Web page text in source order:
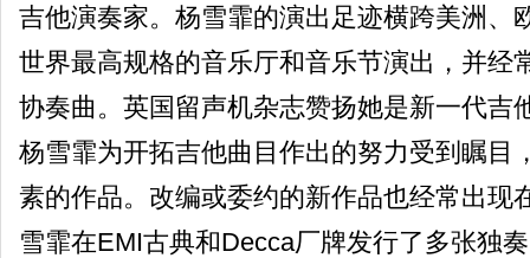
吉他演奏家。杨雪霏的演出足迹横跨美洲、
世界最高规格的音乐厅和音乐节演出，并经
协奏曲。英国留声机杂志赞扬她是新一代吉
杨雪霏为开拓吉他曲目作出的努力受到瞩目
素的作品。改编或委约的新作品也经常出现
雪霏在EMI古典和Decca厂牌发行了多张独